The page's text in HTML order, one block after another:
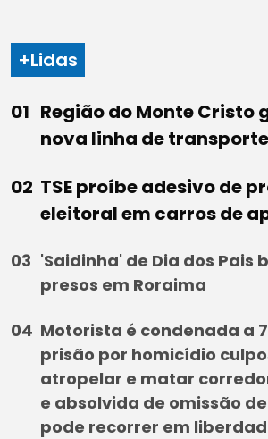
+Lidas
Região do Monte Cristo
nova linha de
TSE proíbe adesivo de
eleitoral em carros de
'Saidinha' de Dia dos Pais
presos em Roraima
Motorista é condenada a
prisão por homicídio
atropelar e matar
e absolvida de omissão
pode recorrer em